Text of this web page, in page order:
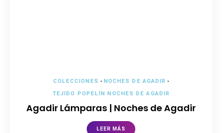
COLECCIONES - NOCHES DE AGADIR -
TEJIDO POPELÍN NOCHES DE AGADIR
Agadir Lámparas | Noches de Agadir
LEER MÁS